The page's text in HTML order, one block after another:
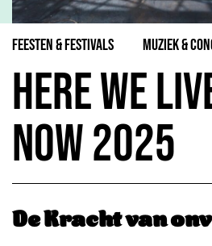
Feesten & Festivals Muziek &
Here We
Now 2025
De Kracht van